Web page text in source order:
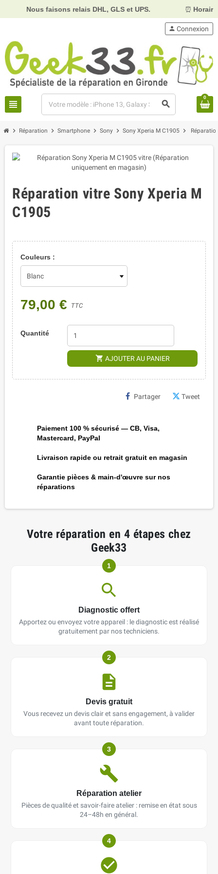
faisons relais DHL, GLS et UPS. Horaires :Mardi,
view_headline search
person Connexion
0
chevron_right Réparation chevron_right Smartphone chevron_right Sony chevron_right Sony Xperia M C1905 chevron_right
Réparation vitre Sony Xperia M
C1905
Couleurs :
79,00 € TTC
Quantité
shopping_cart AJOUTER AU PANIER
Partager Tweet
Paiement 100 % sécurisé — CB, Visa,
Mastercard, PayPal
Livraison rapide ou retrait gratuit en magasin
Garantie pièces & main-d'œuvre sur nos
réparations
Votre réparation en 4 étapes chez
Geek33
1
Diagnostic offert
Apportez ou envoyez votre appareil : le diagnostic est réalisé
gratuitement par nos techniciens.
2
Devis gratuit
Vous recevez un devis clair et sans engagement, à valider
avant toute réparation.
3
Réparation atelier
Pièces de qualité et savoir-faire atelier : remise en état sous
24–48h en général.
4